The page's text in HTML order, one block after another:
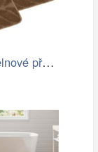
Bellatex koupelnové předložky SADA BANY…